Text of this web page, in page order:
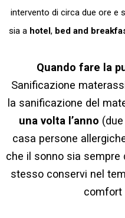
intervento di circa due ore e
sia a hotel, bed and
Quando fare la
Sanificazione
la sanificazione del
una volta l’anno
casa persone
che il sonno sia
stesso conservi nel
comfort